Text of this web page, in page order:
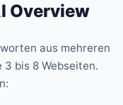
Overview
aus mehreren
bis 8 Webseiten.